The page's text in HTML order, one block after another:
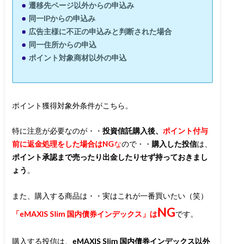
遷移先ページ以外からの申込み
同一IPからの申込み
広告主様に不正の申込みと判断された場合
同一住所からの申込
ポイント対象商材以外の申込
ポイント獲得対象外条件がこちら。
特に注意が必要なのが・・ 投資信託購入後、 ポイント付与
前に返金処理をした場合はNGなので・・ 購入した投信は、
ポイント承認まで売ったり出金したりせず持っておきまし
ょう 。
また、購入する商品は・・実はこれが一番買いたい（笑）
「eMAXIS Slim 国内債券インデックス」はNGです。
購入する投信は、 eMAXIS Slim 国内債券インデックス以外